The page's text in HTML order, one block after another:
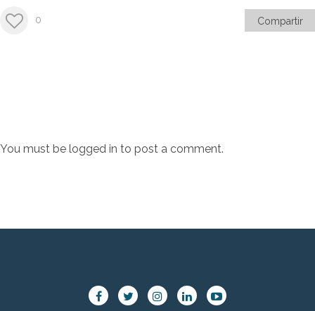
0 Compartir
You must be logged in to post a comment.